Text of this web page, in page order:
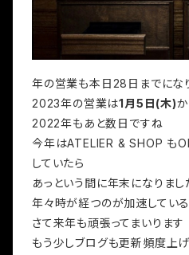
年の営業も本日28日までにな
2023年の営業は1月5日(木)
2022年もあと数日ですね
今年はATELIER & SHOP も
していたら
あっという間に年末になりまし
年々時が経つのが加速してい
さて来年も頑張ってまいります
もう少しブログも更新頻度上